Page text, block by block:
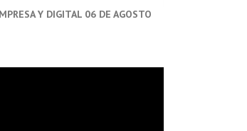
Y DIGITAL 06 DE AGOSTO